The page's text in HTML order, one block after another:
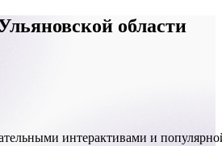
области
интерактивами и